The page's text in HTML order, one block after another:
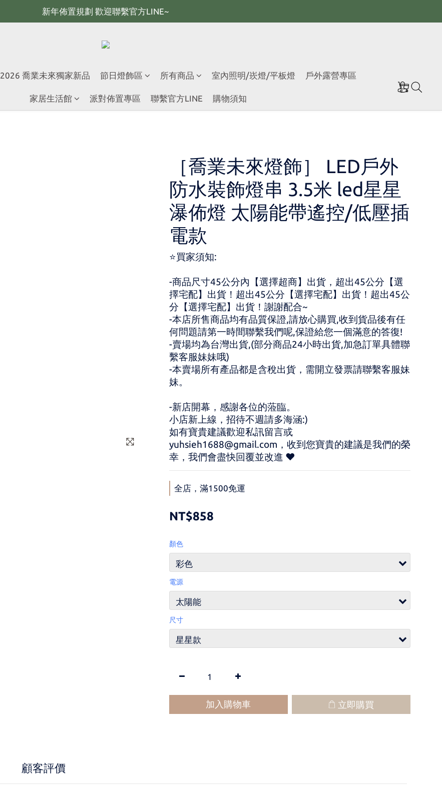
新年佈置規劃 歡迎聯繫官方LINE~
新年佈置規劃 歡迎聯繫官方LINE~
新年佈置規劃 歡迎聯繫官方LINE~
2026 喬業未來獨家新品 節日燈飾區 所有商品 室內照明/崁燈/平板燈 戶外露營專區
家居生活館 派對佈置專區 聯繫官方LINE 購物須知
［喬業未來燈飾］ LED戶外
防水裝飾燈串 3.5米 led星星
瀑佈燈 太陽能帶遙控/低壓插
電款
⭐買家須知:
-商品尺寸45公分內【選擇超商】出貨，超出45公分【選
擇宅配】出貨！超出45公分【選擇宅配】出貨！超出45公
分【選擇宅配】出貨！謝謝配合~
-本店所售商品均有品質保證,請放心購買,收到貨品後有任
何問題請第一時間聯繫我們呢,保證給您一個滿意的答復!
-賣場均為台灣出貨,(部分商品24小時出貨,加急訂單具體聯
繫客服妹妹哦)
-本賣場所有產品都是含稅出貨，需開立發票請聯繫客服妹
妹。
-新店開幕，感謝各位的蒞臨。
小店新上線，招待不週請多海涵:)
如有寶貴建議歡迎私訊留言或
yuhsieh1688@gmail.com，收到您寶貴的建議是我們的榮
幸，我們會盡快回覆並改進 ♥
全店，滿1500免運
NT$858
顏色
電源
尺寸
加入購物車 立即購買
顧客評價